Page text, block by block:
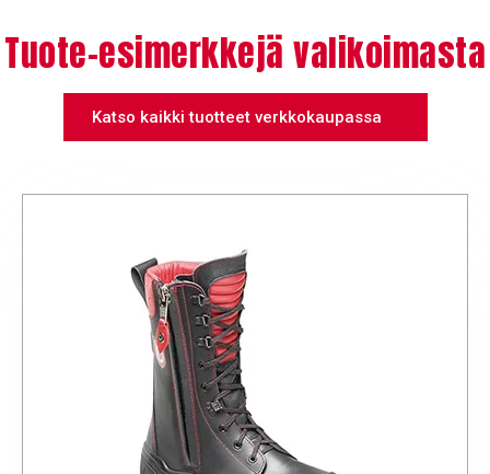
Tuote-esimerkkejä valikoimasta
Katso kaikki tuotteet verkkokaupassa